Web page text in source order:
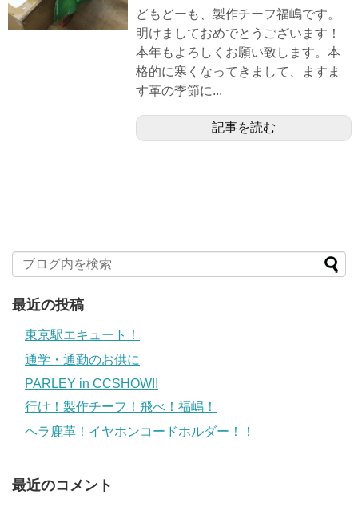
どもどーも、製作チーフ福嶋です。
明けましておめでとうございます！
本年もよろしくお願い致します。本
格的に寒くなってきまして、ますま
す革の季節に...
記事を読む
最近の投稿
東京駅エキュート！
通学・通勤のお供に
PARLEY in CCSHOW!!
行け！製作チーフ！飛べ！福嶋！
ヘラ鹿革！イヤホンコードホルダー！！
最近のコメント